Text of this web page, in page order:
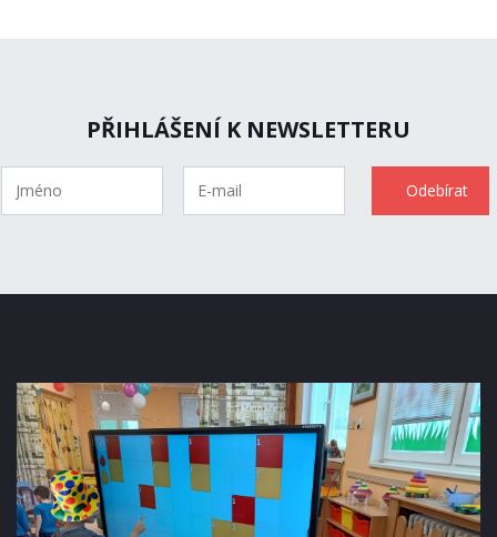
PŘIHLÁŠENÍ K NEWSLETTERU